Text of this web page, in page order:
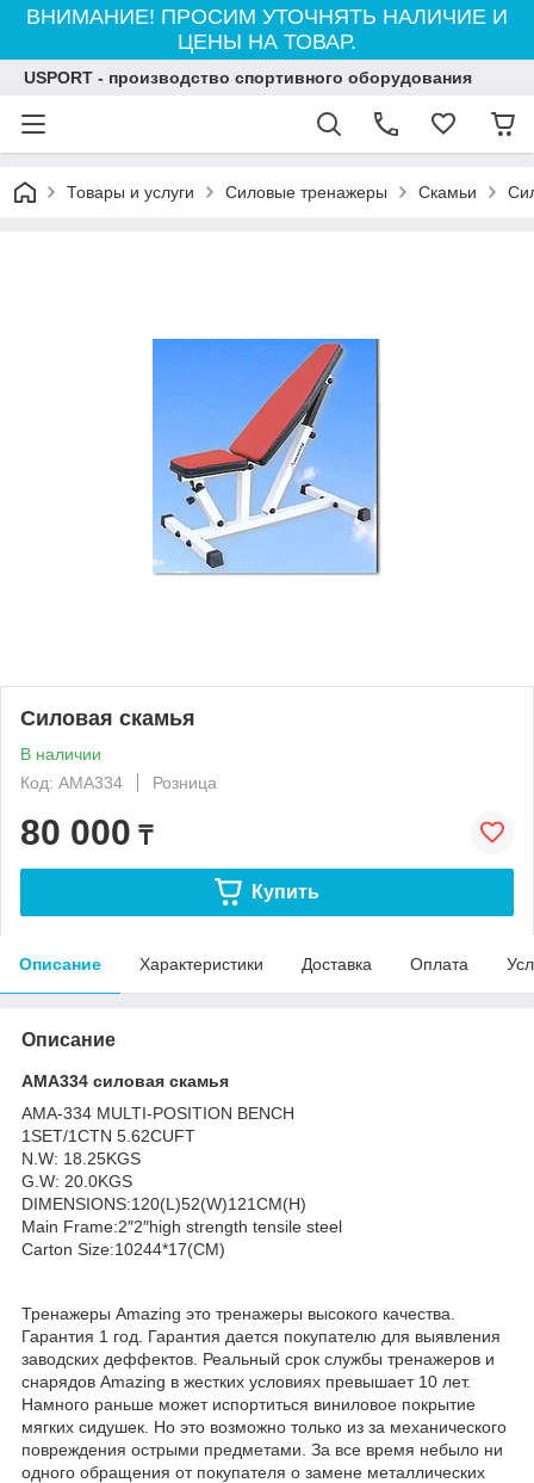
ВНИМАНИЕ! ПРОСИМ УТОЧНЯТЬ НАЛИЧИЕ И
ЦЕНЫ НА ТОВАР.
USPORT - производство спортивного оборудования
Товары и услуги Силовые тренажеры Скамьи
Силовая скамья
В наличии
Код: AMA334
Розница
80 000 ₸
Купить
Описание Характеристики Доставка Оплата
Описание
AMA334 силовая скамья
AMA-334 MULTI-POSITION BENCH
1SET/1CTN 5.62CUFT
N.W: 18.25KGS
G.W: 20.0KGS
DIMENSIONS:120(L)52(W)121CM(H)
Main Frame:2″2″high strength tensile steel
Carton Size:10244*17(CM)
Тренажеры Amazing это тренажеры высокого качества.
Гарантия 1 год. Гарантия дается покупателю для выявления
заводских деффектов. Реальный срок службы тренажеров и
снарядов Amazing в жестких условиях превышает 10 лет.
Намного раньше может испортиться виниловое покрытие
мягких сидушек. Но это возможно только из за механического
повреждения острыми предметами. За все время небыло ни
одного обращения от покупателя о замене металлических